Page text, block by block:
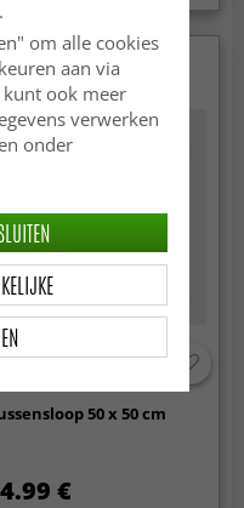
50 x 50 cm
€
om alle cookies
aan via
kunt ook meer
verwerken
onder